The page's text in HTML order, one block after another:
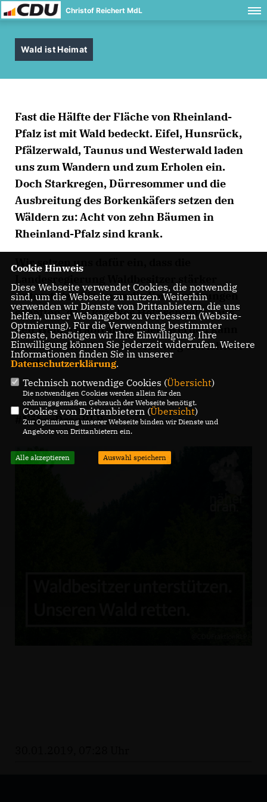
Christof Reichert MdL
Wald ist Heimat
Fast die Hälfte der Fläche von Rheinland-
Pfalz ist mit Wald bedeckt. Eifel, Hunsrück,
Pfälzerwald, Taunus und Westerwald laden
uns zum Wandern und zum Erholen ein.
Doch Starkregen, Dürresommer und die
Ausbreitung des Borkenkäfers setzen den
Wäldern zu: Acht von zehn Bäumen in
Rheinland-Pfalz sind krank.
Wir setzen uns dafür ein, dass die
unterstützt. Sie muss die Voraussetzungen
schaffen, dass krankes Holz schneller aus
den Wäldern abtransportiert werden kann
und dass die Wiederaufforstung erleichtert
wird.
#NäherDranRLP
Cookie Hinweis
Diese Webseite verwendet Cookies, die notwendig
sind, um die Webseite zu nutzen. Weiterhin
verwenden wir Dienste von Drittanbietern, die uns
helfen, unser Webangebot zu verbessern (Website-
Optmierung). Für die Verwendung bestimmter
Dienste, benötigen wir Ihre Einwilligung. Ihre
Einwilligung können Sie jederzeit widerrufen. Weitere
Informationen finden Sie in unserer
Datenschutzerklärung.
Technisch notwendige Cookies (Übersicht)
Die notwendigen Cookies werden allein für den
ordnungsgemäßen Gebrauch der Webseite benötigt.
Cookies von Drittanbietern (Übersicht)
Zur Optimierung unserer Webseite binden wir Dienste und
Angebote von Drittanbietern ein.
Alle akzeptieren Auswahl speichern